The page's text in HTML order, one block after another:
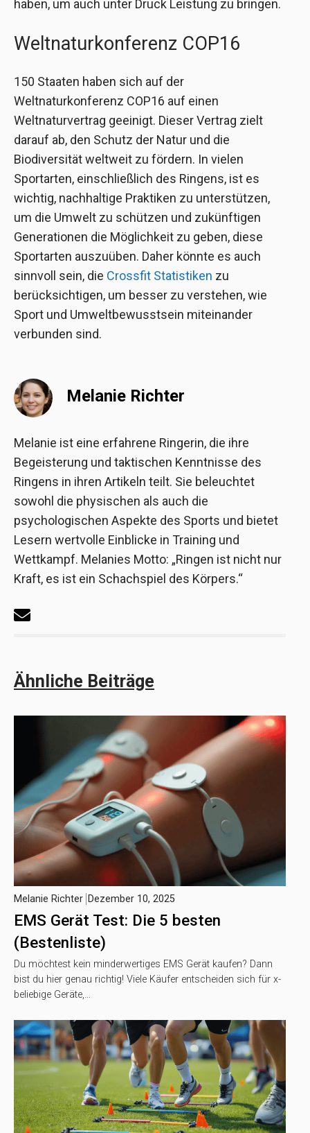
haben, um auch unter Druck Leistung zu bringen.
Weltnaturkonferenz COP16
150 Staaten haben sich auf der
Weltnaturkonferenz COP16 auf einen
Weltnaturvertrag geeinigt. Dieser Vertrag zielt
darauf ab, den Schutz der Natur und die
Biodiversität weltweit zu fördern. In vielen
Sportarten, einschließlich des Ringens, ist es
wichtig, nachhaltige Praktiken zu unterstützen,
um die Umwelt zu schützen und zukünftigen
Generationen die Möglichkeit zu geben, diese
Sportarten auszuüben. Daher könnte es auch
sinnvoll sein, die Crossfit Statistiken zu
berücksichtigen, um besser zu verstehen, wie
Sport und Umweltbewusstsein miteinander
verbunden sind.
Melanie Richter
Melanie ist eine erfahrene Ringerin, die ihre
Begeisterung und taktischen Kenntnisse des
Ringens in ihren Artikeln teilt. Sie beleuchtet
sowohl die physischen als auch die
psychologischen Aspekte des Sports und bietet
Lesern wertvolle Einblicke in Training und
Wettkampf. Melanies Motto: „Ringen ist nicht nur
Kraft, es ist ein Schachspiel des Körpers.“
Ähnliche Beiträge
EMS Gerät Test: Die 5 besten
(Bestenliste)
Melanie Richter Dezember 10, 2025
Du möchtest kein minderwertiges EMS Gerät kaufen? Dann
bist du hier genau richtig! Viele Käufer entscheiden sich für x-
beliebige Geräte,…